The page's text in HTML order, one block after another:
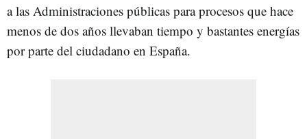
a las Administraciones públicas para procesos que hace
menos de dos años llevaban tiempo y bastantes energías
por parte del ciudadano en España.